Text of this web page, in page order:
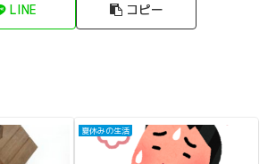
LINE コピー
夏休みの生活